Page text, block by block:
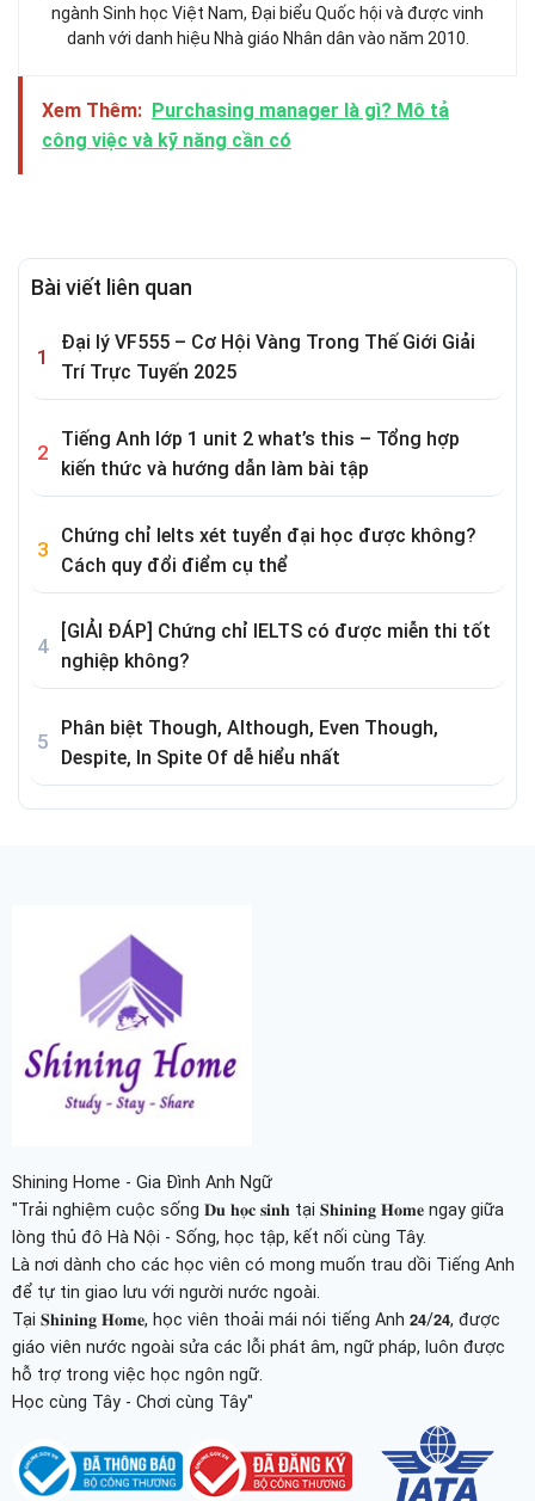
ngành Sinh học Việt Nam, Đại biểu Quốc hội và được vinh
danh với danh hiệu Nhà giáo Nhân dân vào năm 2010.
Xem Thêm: Purchasing manager là gì? Mô tả
công việc và kỹ năng cần có
Bài viết liên quan
Đại lý VF555 – Cơ Hội Vàng Trong Thế Giới Giải
Trí Trực Tuyến 2025
Tiếng Anh lớp 1 unit 2 what’s this – Tổng hợp
kiến thức và hướng dẫn làm bài tập
Chứng chỉ Ielts xét tuyển đại học được không?
Cách quy đổi điểm cụ thể
[GIẢI ĐÁP] Chứng chỉ IELTS có được miễn thi tốt
nghiệp không?
Phân biệt Though, Although, Even Though,
Despite, In Spite Of dễ hiểu nhất
Shining Home - Gia Đình Anh Ngữ
"Trải nghiệm cuộc sống 𝐃𝐮 𝐡𝐨̣𝐜 𝐬𝐢𝐧𝐡 tại 𝐒𝐡𝐢𝐧𝐢𝐧𝐠 𝐇𝐨𝐦𝐞 ngay giữa
lòng thủ đô Hà Nội - Sống, học tập, kết nối cùng Tây.
Là nơi dành cho các học viên có mong muốn trau dồi Tiếng Anh
để tự tin giao lưu với người nước ngoài.
Tại 𝐒𝐡𝐢𝐧𝐢𝐧𝐠 𝐇𝐨𝐦𝐞, học viên thoải mái nói tiếng Anh 𝟮𝟰/𝟮𝟰, được
giáo viên nước ngoài sửa các lỗi phát âm, ngữ pháp, luôn được
hỗ trợ trong việc học ngôn ngữ.
Học cùng Tây - Chơi cùng Tây"